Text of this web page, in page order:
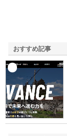
おすすめ記事